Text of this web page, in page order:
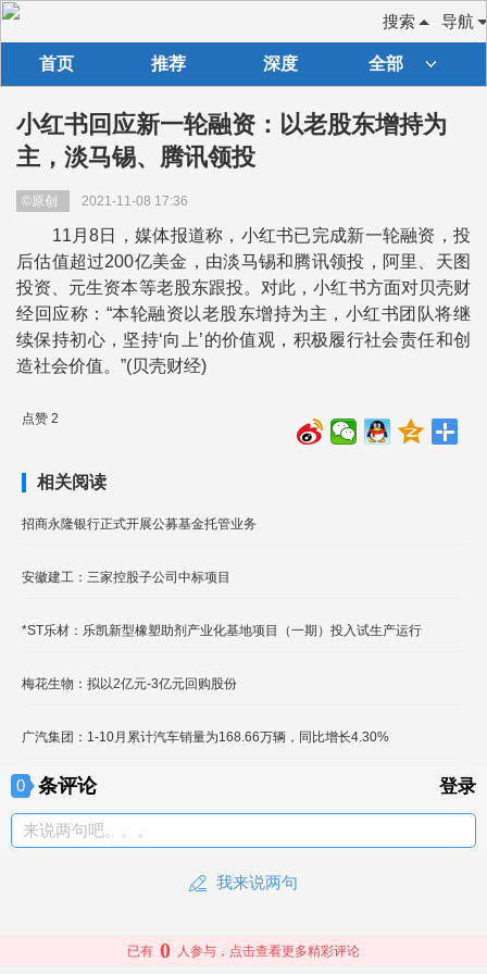
导航
搜索
首页 推荐 深度 全部
小红书回应新一轮融资：以老股东增持为
主，淡马锡、腾讯领投
©原创 2021-11-08 17:36
11月8日，媒体报道称，小红书已完成新一轮融资，投
后估值超过200亿美金，由淡马锡和腾讯领投，阿里、天图
投资、元生资本等老股东跟投。对此，小红书方面对贝壳财
经回应称：“本轮融资以老股东增持为主，小红书团队将继
续保持初心，坚持‘向上’的价值观，积极履行社会责任和创
造社会价值。”(贝壳财经)
点赞 2
相关阅读
招商永隆银行正式开展公募基金托管业务
安徽建工：三家控股子公司中标项目
*ST乐材：乐凯新型橡塑助剂产业化基地项目（一期）投入试生产运行
梅花生物：拟以2亿元-3亿元回购股份
广汽集团：1-10月累计汽车销量为168.66万辆，同比增长4.30%
0 条评论 登录
来说两句吧。。。
我来说两句
已有 0 人参与，点击查看更多精彩评论